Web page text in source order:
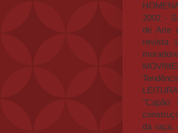
2002 -
de Arte
revista
da raça,